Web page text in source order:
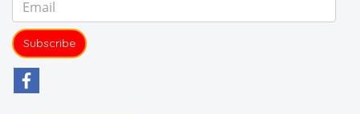
Subscribe